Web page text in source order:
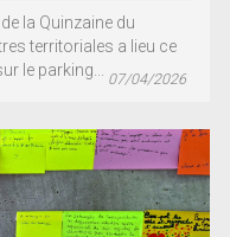
la Quinzaine du
territoriales a lieu ce
le parking...
07/04/2026